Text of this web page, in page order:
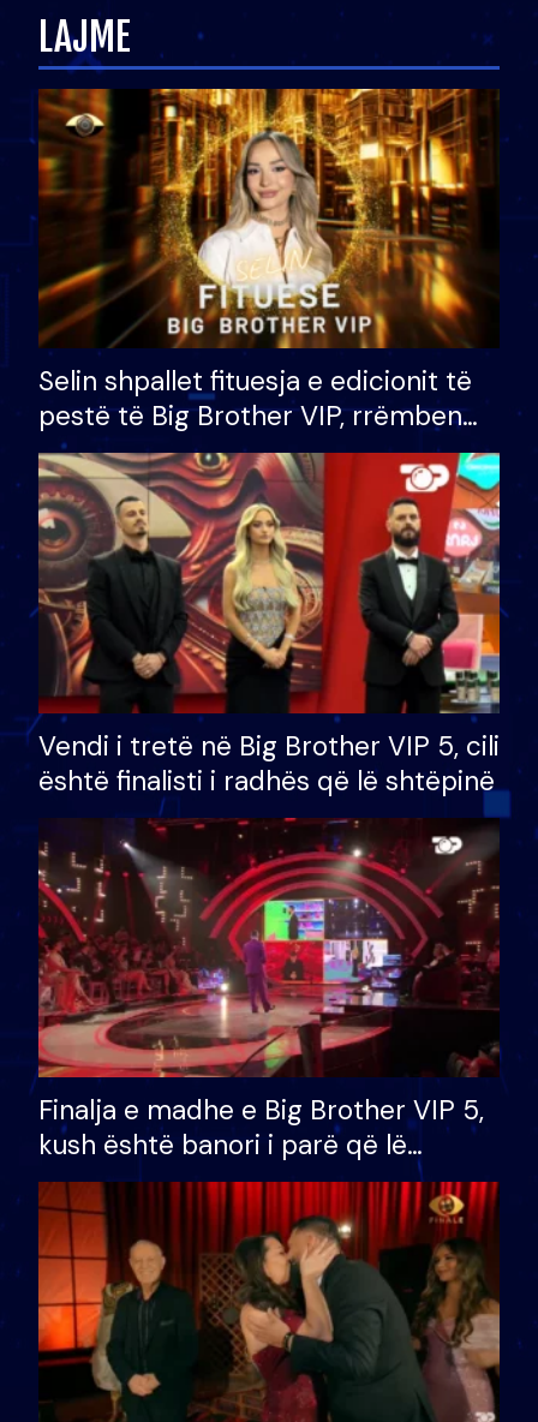
LAJME
Selin shpallet fituesja e edicionit të
pestë të Big Brother VIP, rrëmben
çmimin e madh prej 100 mijë eurosh
Vendi i tretë në Big Brother VIP 5, cili
është finalisti i radhës që lë shtëpinë
Finalja e madhe e Big Brother VIP 5,
kush është banori i parë që lë
shtëpinë dhe humb mundësinë për
të fituar çmimin e madh